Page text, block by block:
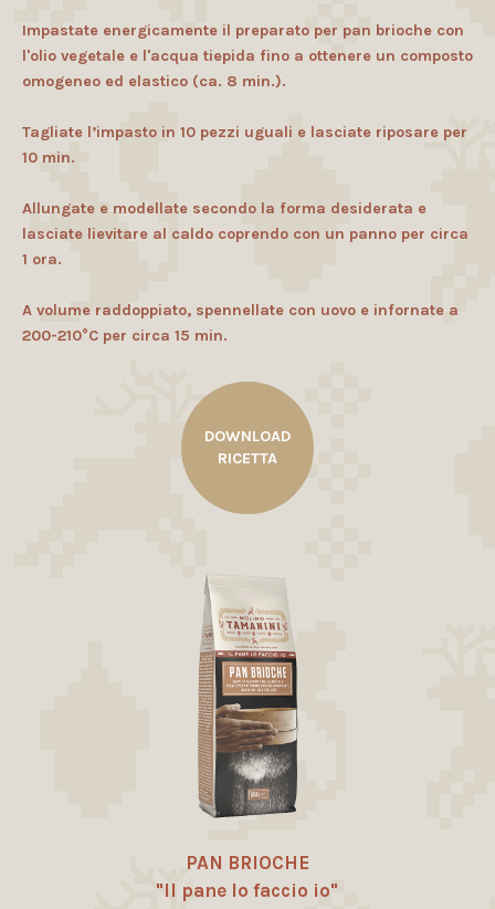
Impastate energicamente il preparato per pan brioche con
l'olio vegetale e l'acqua tiepida fino a ottenere un composto
omogeneo ed elastico (ca. 8 min.).
Tagliate l’impasto in 10 pezzi uguali e lasciate riposare per
10 min.
Allungate e modellate secondo la forma desiderata e
lasciate lievitare al caldo coprendo con un panno per circa
1 ora.
A volume raddoppiato, spennellate con uovo e infornate a
200-210°C per circa 15 min.
DOWNLOAD
RICETTA
PAN BRIOCHE
"Il pane lo faccio io"